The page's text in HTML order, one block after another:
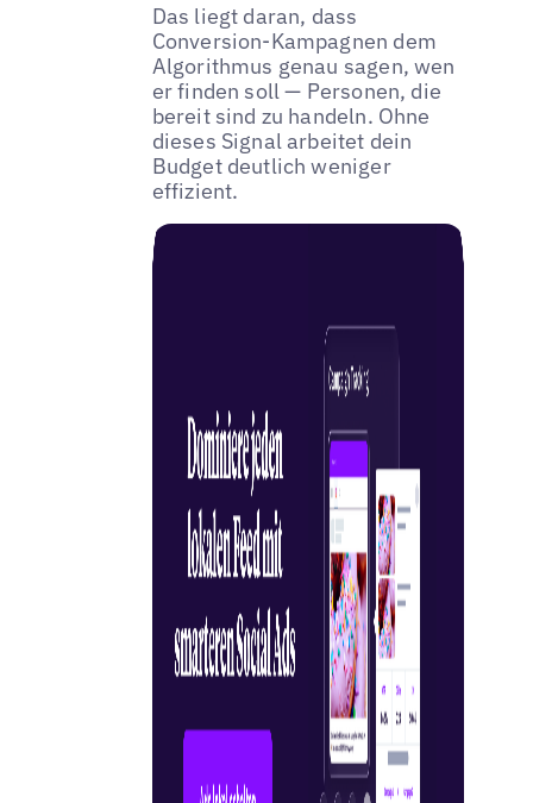
Das liegt daran, dass
Conversion-Kampagnen dem
Algorithmus genau sagen, wen
er finden soll — Personen, die
bereit sind zu handeln. Ohne
dieses Signal arbeitet dein
Budget deutlich weniger
effizient.